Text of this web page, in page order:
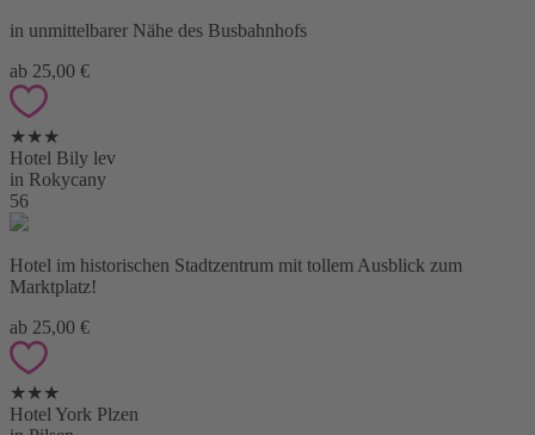
in unmittelbarer Nähe des Busbahnhofs
ab 25,00 €
★★★
Hotel Bily lev
in Rokycany
56
Hotel im historischen Stadtzentrum mit tollem Ausblick zum
Marktplatz!
ab 25,00 €
★★★
Hotel York Plzen